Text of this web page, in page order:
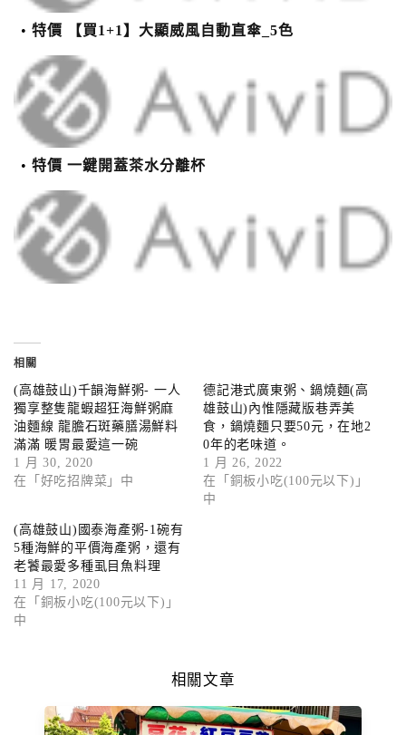
特價 【買1+1】大顯威風自動直傘_5色
特價 一鍵開蓋茶水分離杯
相關
(高雄鼓山)千韻海鮮粥- 一人
獨享整隻龍蝦超狂海鮮粥麻
油麵線 龍膽石斑藥膳湯鮮料
滿滿 暖胃最愛這一碗
1 月 30, 2020
在「好吃招牌菜」中
德記港式廣東粥、鍋燒麵(高
雄鼓山)內惟隱藏版巷弄美
食，鍋燒麵只要50元，在地2
0年的老味道。
1 月 26, 2022
在「銅板小吃(100元以下)」
中
(高雄鼓山)國泰海產粥-1碗有
5種海鮮的平價海產粥，還有
老饕最愛多種虱目魚料理
11 月 17, 2020
在「銅板小吃(100元以下)」
中
相關文章